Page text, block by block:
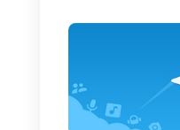
procurar